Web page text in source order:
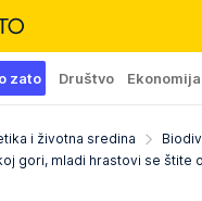
zato Društvo Ekonomija
i životna sredina
gori, mladi hrastovi se štite